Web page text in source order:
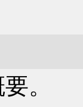
。